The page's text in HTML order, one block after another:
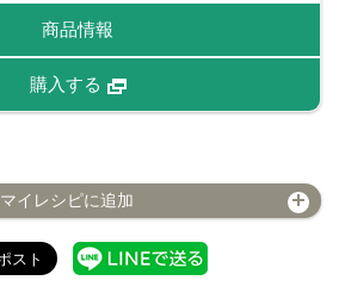
商品情報
購入する
マイレシピに追加